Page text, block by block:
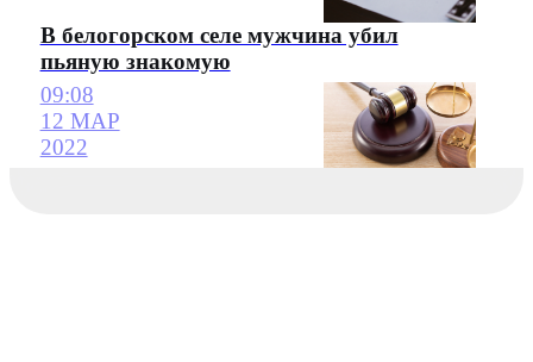
В белогорском селе мужчина убил
пьяную знакомую
09:08
12 МАР
2022